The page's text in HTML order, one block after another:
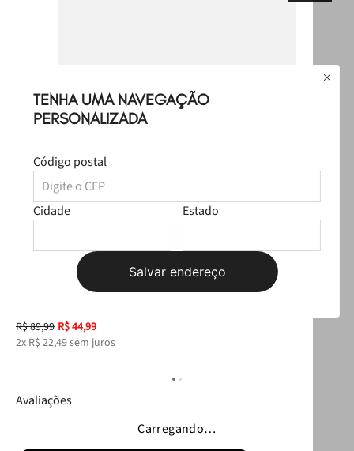
TENHA UMA NAVEGAÇÃO
PERSONALIZADA
Código postal
Cidade Estado
Salvar endereço
cores
R$89,99 R$44,99
2x R$ 22,49sem juros
Avaliações
Carregando…